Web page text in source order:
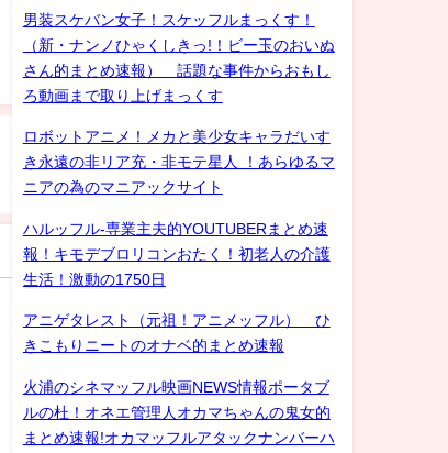
男装スケバン女子！スケッフルまっくす！
（新・ナンノひゃくしきっ!！ビー玉のおいぬ
さん的まとめ速報） 話題な事件からおもし
ろ動画まで取り上げまっくす
ロボットアニメ！メカと美少女キャラだいす
き永遠の非リア充・非モテ星人 ！あらゆるマ
ニアの為のマニアックサイト
ハルッフル-専業主夫的YOUTUBERまとめ速
報！キモデブロリコンおたく！初老人の介護
生活！激動の1750日
アニゲタレスト（元祖！アニメッフル） ひ
きこもりニートのオナベ的まとめ速報
火浦のシネマッフル映画NEWS情報ポータブ
ルの杜！オネエ管理人オカマちゃんの鬼女的
まとめ速報!オカマッフルアタックナンバーハ